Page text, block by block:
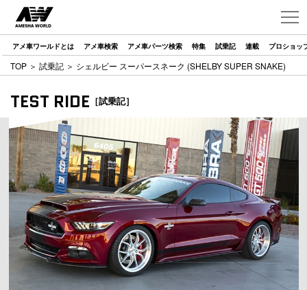
アメ車ワールドとは アメ車検索 アメ車パーツ検索 特集 試乗記 連載 プロショッ
TOP ＞ 試乗記 ＞ シェルビー スーパースネーク (SHELBY SUPER SNAKE)
TEST RIDE ［試乗記］